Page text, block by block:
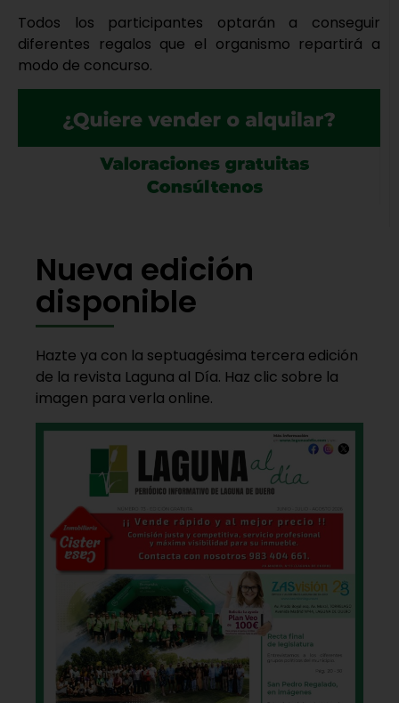
Todos los participantes optarán a conseguir
diferentes regalos que el organismo repartirá a
modo de concurso.
Nueva edición
disponible
Hazte ya con la septuagésima tercera edición
de la revista Laguna al Día. Haz clic sobre la
imagen para verla online.